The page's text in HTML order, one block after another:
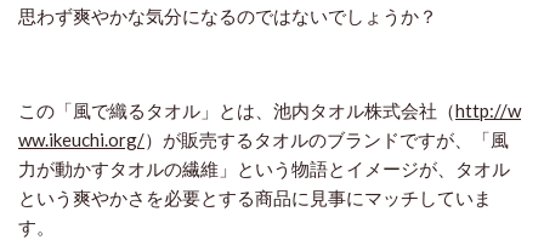
思わず爽やかな気分になるのではないでしょうか？
この「風で織るタオル」とは、池内タオル株式会社（http://w
ww.ikeuchi.org/）が販売するタオルのブランドですが、「風
力が動かすタオルの繊維」という物語とイメージが、タオル
という爽やかさを必要とする商品に見事にマッチしていま
す。